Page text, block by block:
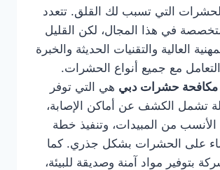
التي تسبب لك القلق. تتعدد
في هذا المجال، لكن القليل
العالية والتقنيات الحديثة والخبرة
مع جميع أنواع الحشرات.
حشرات دبي هي التي توفر
تشمل الكشف عن أماكن الإصابة،
الأنسب من المبيدات، وتنفيذ خطة
على الحشرات بشكل جذري. كما
بتوفير مواد آمنة وصديقة للبيئة،